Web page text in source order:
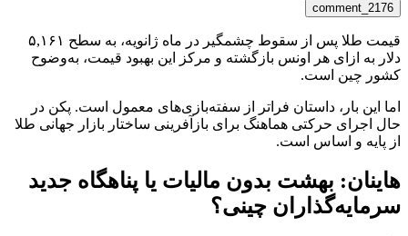
comment_2176
قیمت طلا پس از سقوط چشمگیر در ماه ژانویه، به سطح ۵,۱۶۱
دلار به ازای هر اونس بازگشته و مرکز این بهبود قیمت، به‌وضوح
کشور چین است.
اما این بار، داستان فراتر از سفته‌بازی‌های معمول است. پکن در
حال اجرای حرکتی هماهنگ برای بازآفرینی ساختار بازار جهانی طلا
از پایه و اساس است.
هاینان: بهشت بدون مالیات یا پناهگاه جدید
سرمایه‌گذاران چینی؟